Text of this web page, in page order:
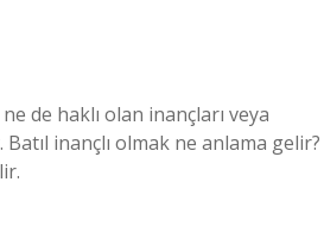
de haklı olan inançları veya
inançlı olmak ne anlama gelir?